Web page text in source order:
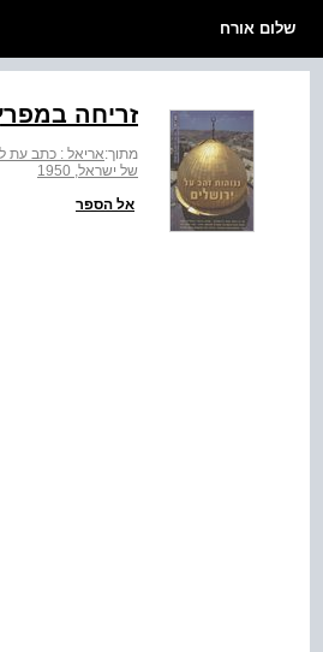
שלום אורח
זריחה
מתוך:אריאל : כתב עת
של ישראל, 1950
אל הספר